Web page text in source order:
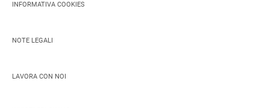
INFORMATIVA COOKIES
NOTE LEGALI
LAVORA CON NOI